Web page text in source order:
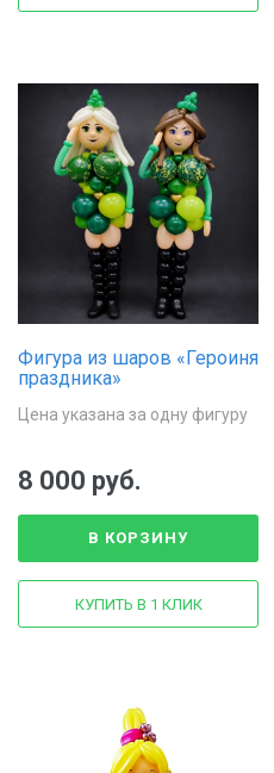
Фигура из шаров «Героиня
праздника»
Цена указана за одну фигуру
8 000 руб.
В КОРЗИНУ
КУПИТЬ В 1 КЛИК